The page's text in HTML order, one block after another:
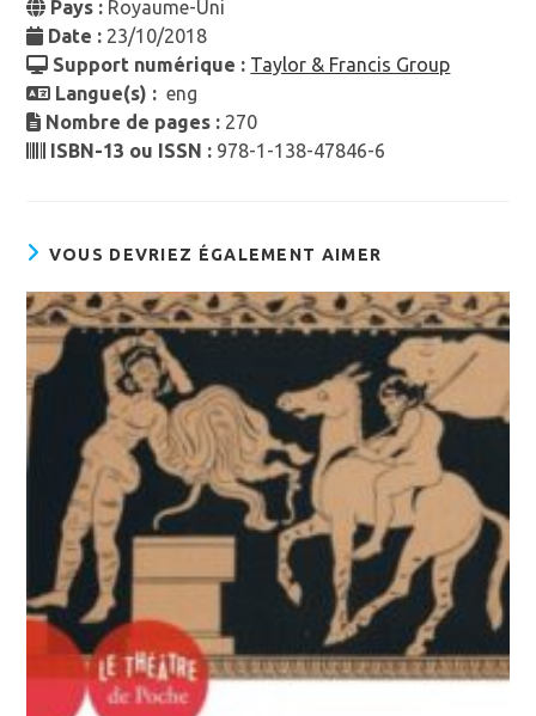
Pays : Royaume-Uni
Date : 23/10/2018
Support numérique : Taylor & Francis Group
Langue(s) : eng
Nombre de pages : 270
ISBN-13 ou ISSN : 978-1-138-47846-6
VOUS DEVRIEZ ÉGALEMENT AIMER